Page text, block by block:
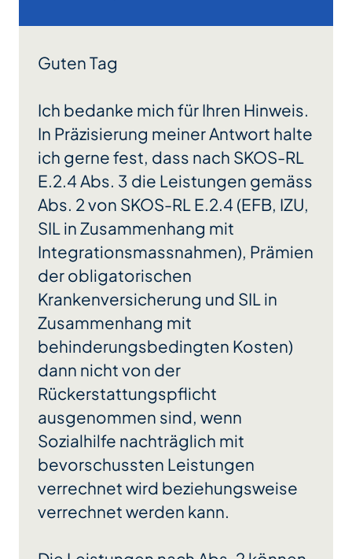
Guten Tag
Ich bedanke mich für Ihren Hinweis.
In Präzisierung meiner Antwort halte
ich gerne fest, dass nach SKOS-RL
E.2.4 Abs. 3 die Leistungen gemäss
Abs. 2 von SKOS-RL E.2.4 (EFB, IZU,
SIL in Zusammenhang mit
Integrationsmassnahmen), Prämien
der obligatorischen
Krankenversicherung und SIL in
Zusammenhang mit
behinderungsbedingten Kosten)
dann nicht von der
Rückerstattungspflicht
ausgenommen sind, wenn
Sozialhilfe nachträglich mit
bevorschussten Leistungen
verrechnet wird beziehungsweise
verrechnet werden kann.